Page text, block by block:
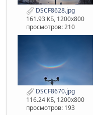
DSCF8628.jpg
161.93 КБ, 1200x800
просмотров: 210
DSCF8670.jpg
116.24 КБ, 1200x800
просмотров: 193